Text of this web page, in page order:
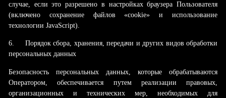
случае, если это разрешено в настройках браузера Пользователя
(включено сохранение файлов «cookie» и использование
технологии JavaScript).
6.
Порядок сбора, хранения, передачи и других видов обработки
персональных данных
Безопасность персональных данных, которые обрабатываются
Оператором, обеспечивается путем реализации правовых,
организационных и технических мер, необходимых для